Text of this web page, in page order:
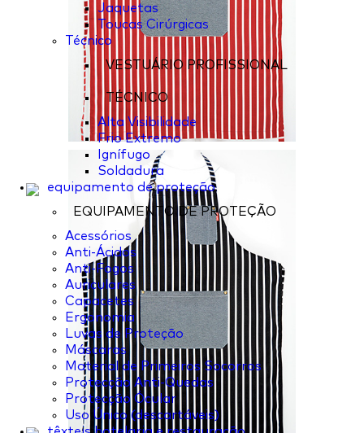
Jaquetas
Toucas Cirúrgicas
Técnico
VESTUÁRIO PROFISSIONAL
TÉCNICO
Alta Visibilidade
Frio Extremo
Ignífugo
Soldadura
equipamento de proteção
EQUIPAMENTO DE PROTEÇÃO
Acessórios
Anti-Ácidos
Anti-Fogos
Auriculares
Capacetes
Ergonomia
Luvas de Proteção
Máscaras
Material de Primeiros Socorros
Protecção Anti-Quedas
Protecção Ócular
Uso Único (descartáveis)